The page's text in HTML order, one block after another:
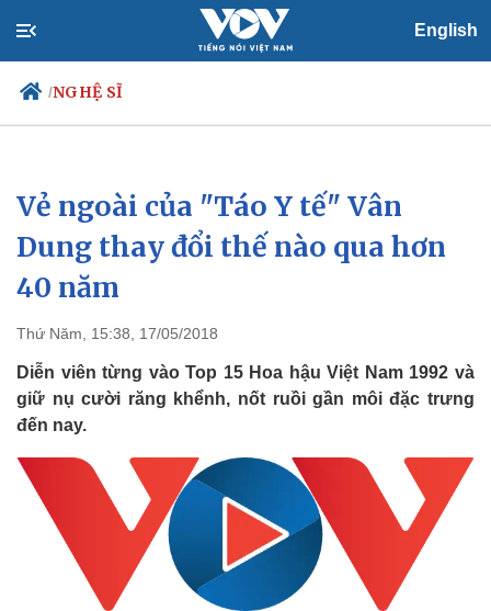
English
/NGHỆ SĨ
Chính trị
Đảng
Tổ chức nhân sự
Quốc hội
Xã hội
Tin 24h
Dự báo thời tiết
Vẻ ngoài của "Táo Y tế" Vân
Dung thay đổi thế nào qua hơn
40 năm
Thứ Năm, 15:38, 17/05/2018
Diễn viên từng vào Top 15 Hoa hậu Việt Nam 1992 và
giữ nụ cười răng khểnh, nốt ruồi gần môi đặc trưng
đến nay.